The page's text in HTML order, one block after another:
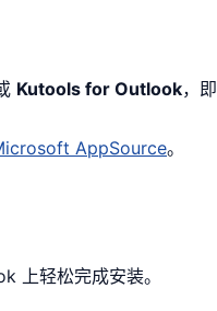
Kutools for Outlook，
AppSource。
上轻松完成安装。